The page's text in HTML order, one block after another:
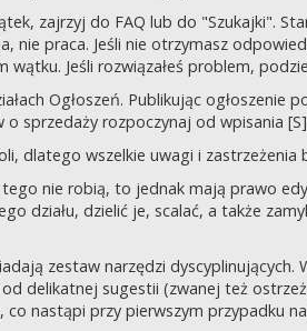
zajrzyj do FAQ lub do "Szukajki".
praca. Jeśli nie otrzymasz
Jeśli rozwiązałeś problem,
Ogłoszeń. Publikując
sprzedaży rozpoczynaj od wpisania
dlatego wszelkie uwagi i zastrzeżenia
nie robią, to jednak mają prawo
działu, dzielić je, scalać, a także
zestaw narzędzi
od delikatnej sugestii (zwanej też
nastąpi przy pierwszym przypadku